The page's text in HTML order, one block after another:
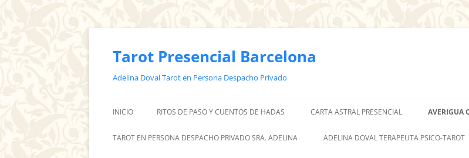
Saltar
Tarot Presencial Barcelona
Adelina Doval Tarot en Persona Despacho Privado
INICIO RITOS DE PASO Y CUENTOS DE HADAS CARTA ASTRAL PRESENCIAL AVERIGUA
TAROT EN PERSONA DESPACHO PRIVADO SRA. ADELINA ADELINA DOVAL TERAPEUTA PSICO-TAROT